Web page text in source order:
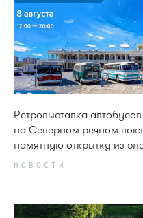
Ретровыставка
на Северном речном
памятную открытку из
НОВОСТИ